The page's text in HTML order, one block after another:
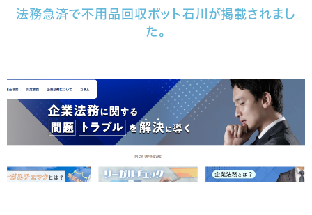
法務急済で不用品回収ポット石川が掲載されまし
た。